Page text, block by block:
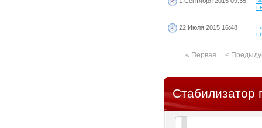
22 Июля 2015 16:48
« Первая <
Стабилизатор